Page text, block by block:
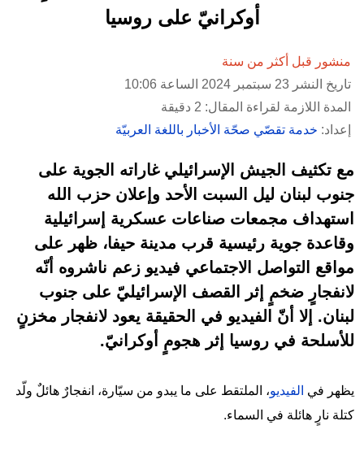
أوكرانيّ على روسيا
منشور قبل أكثر من سنة
تاريخ النشر 23 سبتمبر 2024 الساعة 10:06
المدة اللازمة لقراءة المقال: 2 دقيقة
إعداد: خدمة تقصّي صحّة الأخبار باللغة العربيّة
مع تكثيف الجيش الإسرائيلي غاراته الجوية على
جنوب لبنان ليل السبت الأحد وإعلان حزب الله
استهداف مجمعات صناعات عسكرية إسرائيلية
وقاعدة جوية رئيسية قرب مدينة حيفا، ظهر على
مواقع التواصل الاجتماعي فيديو زعم ناشروه أنّه
لانفجارٍ ضخمٍ إثر القصف الإسرائيليّ على جنوب
لبنان. إلا أنّ الفيديو في الحقيقة يعود لانفجار مخزنٍ
للأسلحة في روسيا إثر هجومٍ أوكرانيّ.
يظهر في الفيديو، الملتقط على ما يبدو من سيّارة، انفجارٌ هائلٌ ولّد
كتلة نارٍ هائلة في السماء.